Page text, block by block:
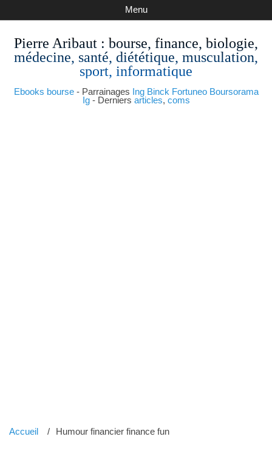
Pierre Aribaut : bourse, finance, biologie,
médecine, santé, diététique, musculation,
sport, informatique
Ebooks bourse- Parrainages Ing Binck Fortuneo Boursorama
Ig- Derniers articles, coms
Menu
Accueil Humour financier finance fun